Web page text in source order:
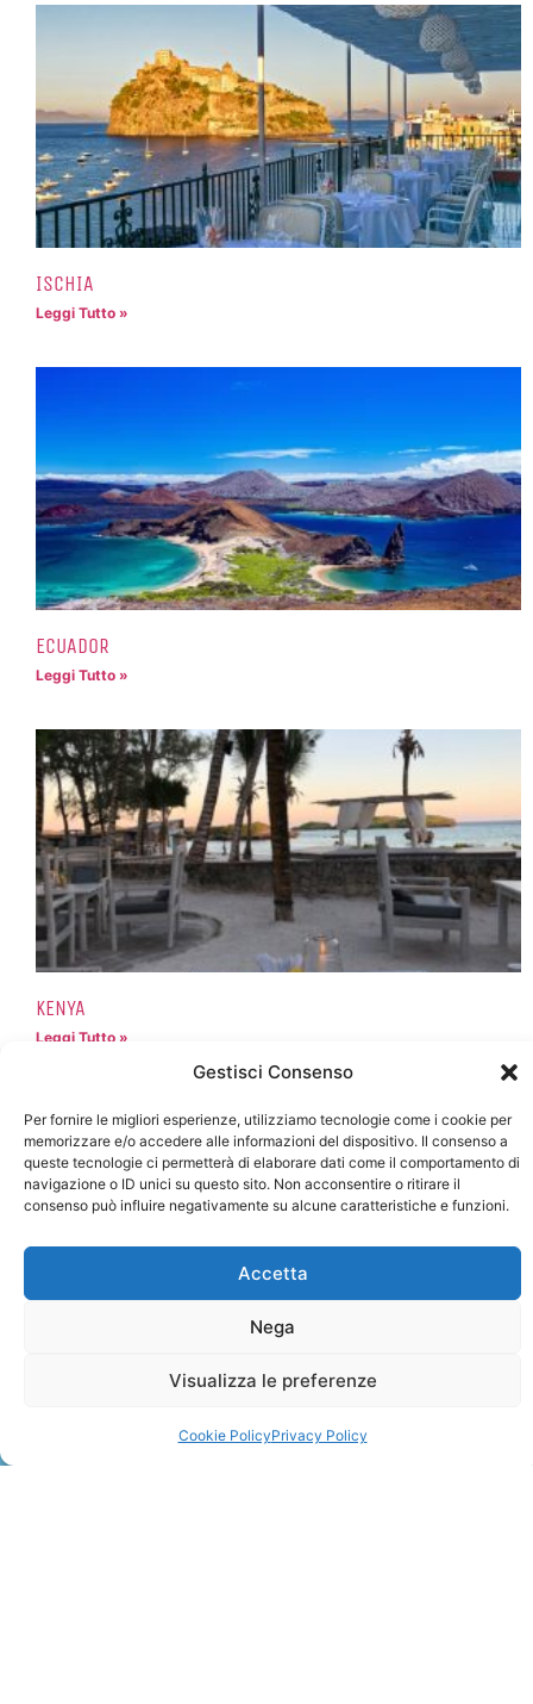
Gestisci Consenso
Per fornire le migliori esperienze, utilizziamo tecnologie come i cookie per
memorizzare e/o accedere alle informazioni del dispositivo. Il consenso a
queste tecnologie ci permetterà di elaborare dati come il comportamento di
navigazione o ID unici su questo sito. Non acconsentire o ritirare il
consenso può influire negativamente su alcune caratteristiche e funzioni.
Accetta
Nega
Visualizza le preferenze
Cookie PolicyPrivacy Policy
ISCHIA
Leggi Tutto »
ECUADOR
Leggi Tutto »
KENYA
Leggi Tutto »